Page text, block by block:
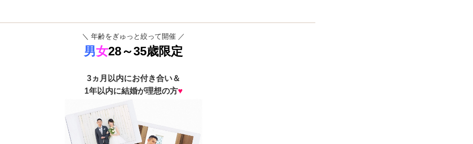
＼ 年齢をぎゅっと絞って開催 ／
男女28～35歳限定
3ヵ月以内にお付き合い＆
1年以内に結婚が理想の方♥